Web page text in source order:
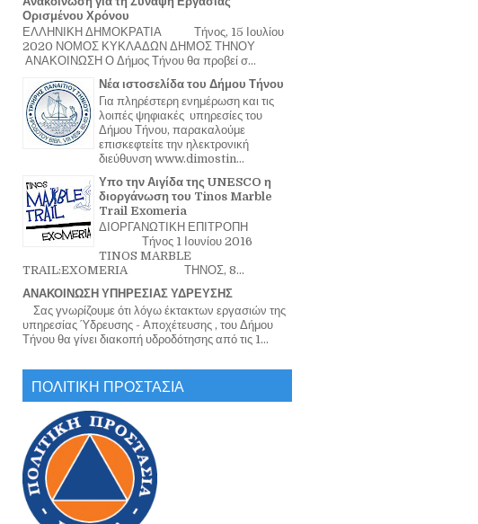
Ορισμένου Χρόνου
ΕΛΛΗΝΙΚΗ ΔΗΜΟΚΡΑΤΙΑ Τήνος, 15 Ιουλίου
2020 ΝΟΜΟΣ ΚΥΚΛΑΔΩΝ ΔΗΜΟΣ ΤΗΝΟΥ
ΑΝΑΚΟΙΝΩΣΗ Ο Δήμος Τήνου θα προβεί σ...
Νέα ιστοσελίδα του Δήμου Τήνου
Για πληρέστερη ενημέρωση και τις
λοιπές ψηφιακές υπηρεσίες του
Δήμου Τήνου, παρακαλούμε
επισκεφτείτε την ηλεκτρονική
διεύθυνση www.dimostin...
Υπο την Αιγίδα της UNESCO η
διοργάνωση του Tinos Marble
Trail Exomeria
ΔΙΟΡΓΑΝΩΤΙΚΗ ΕΠΙΤΡΟΠΗ
Τήνος 1 Ιουνίου 2016
TINOS MARBLE
TRAIL:EXOMERIA ΤΗΝΟΣ, 8...
ΑΝΑΚΟΙΝΩΣΗ ΥΠΗΡΕΣΙΑΣ ΥΔΡΕΥΣΗΣ
Σας γνωρίζουμε ότι λόγω έκτακτων εργασιών της
υπηρεσίας Ύδρευσης - Αποχέτευσης , του Δήμου
Τήνου θα γίνει διακοπή υδροδότησης από τις 1...
ΠΟΛΙΤΙΚΗ ΠΡΟΣΤΑΣΙΑ